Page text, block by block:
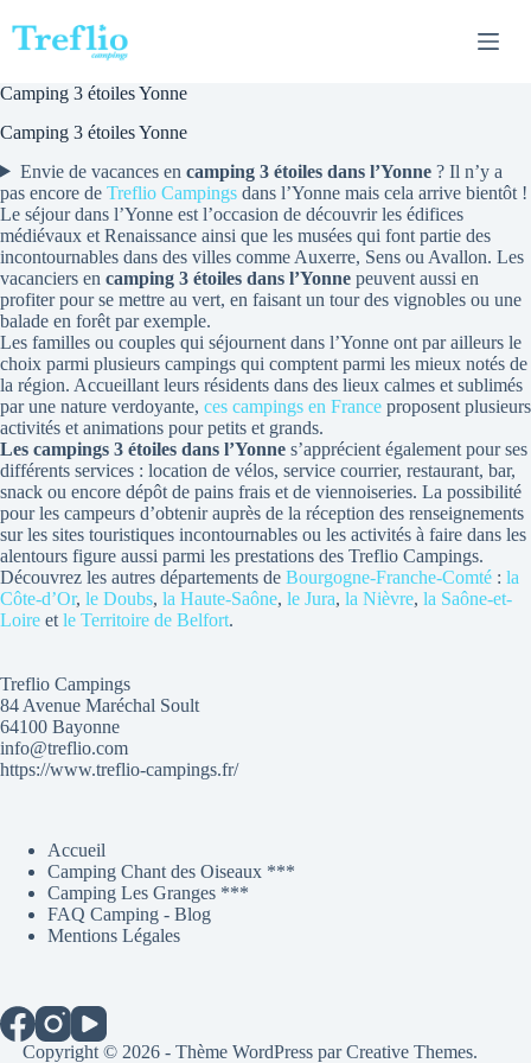
au
contenu
Camping 3 étoiles Yonne
Camping 3 étoiles Yonne
Envie de vacances en camping 3 étoiles dans l’Yonne? Il n’y a
pas encore de Treflio Campings dans l’Yonne mais cela arrive bientôt !
Le séjour dans l’Yonne est l’occasion de découvrir les édifices
médiévaux et Renaissance ainsi que les musées qui font partie des
incontournables dans des villes comme Auxerre, Sens ou Avallon. Les
vacanciers en camping 3 étoiles dans l’Yonne peuvent aussi en
profiter pour se mettre au vert, en faisant un tour des vignobles ou une
balade en forêt par exemple.
Les familles ou couples qui séjournent dans l’Yonne ont par ailleurs le
choix parmi plusieurs campings qui comptent parmi les mieux notés de
la région. Accueillant leurs résidents dans des lieux calmes et sublimés
par une nature verdoyante, ces campings en France proposent plusieurs
activités et animations pour petits et grands.
Les campings 3 étoiles dans l’Yonne s’apprécient également pour ses
différents services : location de vélos, service courrier, restaurant, bar,
snack ou encore dépôt de pains frais et de viennoiseries. La possibilité
pour les campeurs d’obtenir auprès de la réception des renseignements
sur les sites touristiques incontournables ou les activités à faire dans les
alentours figure aussi parmi les prestations des Treflio Campings.
Découvrez les autres départements de Bourgogne-Franche-Comté : la
Côte-d’Or, le Doubs, la Haute-Saône, le Jura, la Nièvre, la Saône-et-
Loire et le Territoire de Belfort.
Treflio Campings
84 Avenue Maréchal Soult
64100 Bayonne
info@treflio.com
https://www.treflio-campings.fr/
Accueil
Camping Chant des Oiseaux ***
Camping Les Granges ***
FAQ Camping - Blog
Mentions Légales
Copyright © 2026 - Thème WordPress parCreative Themes.